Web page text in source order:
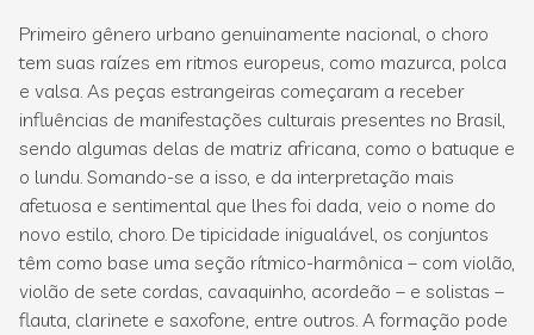
Primeiro gênero urbano genuinamente nacional, o choro
tem suas raízes em ritmos europeus, como mazurca, polca
e valsa. As peças estrangeiras começaram a receber
influências de manifestações culturais presentes no Brasil,
sendo algumas delas de matriz africana, como o batuque e
o lundu. Somando-se a isso, e da interpretação mais
afetuosa e sentimental que lhes foi dada, veio o nome do
novo estilo, choro. De tipicidade inigualável, os conjuntos
têm como base uma seção rítmico-harmônica – com violão,
violão de sete cordas, cavaquinho, acordeão – e solistas –
flauta, clarinete e saxofone, entre outros. A formação pode